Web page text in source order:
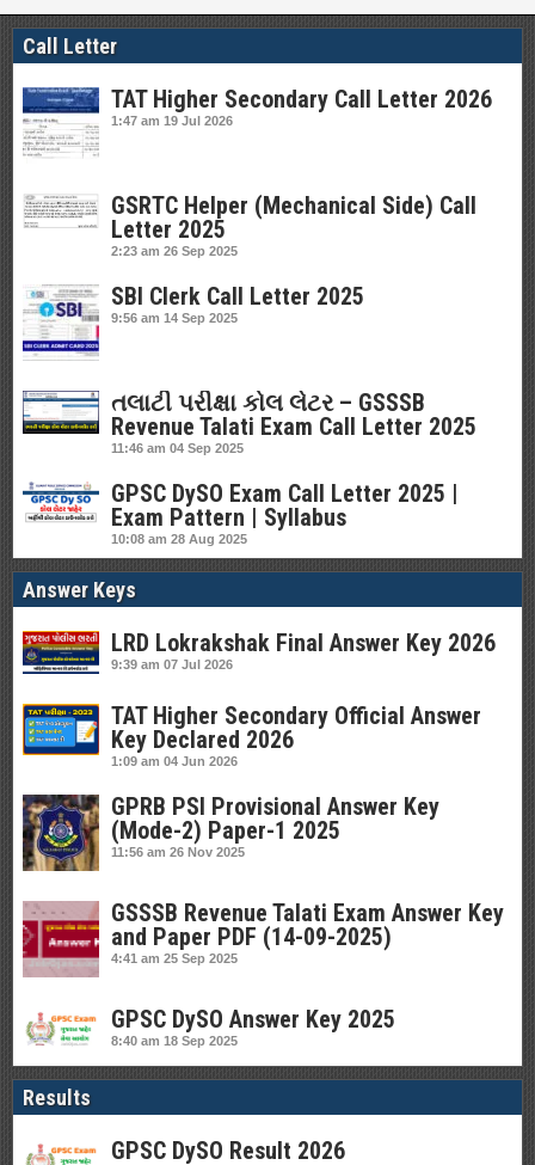
Call Letter
TAT Higher Secondary Call Letter 2026
1:47 am 19 Jul 2026
GSRTC Helper (Mechanical Side) Call
Letter 2025
2:23 am 26 Sep 2025
SBI Clerk Call Letter 2025
9:56 am 14 Sep 2025
તલાટી પરીક્ષા કોલ લેટર – GSSSB
Revenue Talati Exam Call Letter 2025
11:46 am 04 Sep 2025
GPSC DySO Exam Call Letter 2025 |
Exam Pattern | Syllabus
10:08 am 28 Aug 2025
Answer Keys
LRD Lokrakshak Final Answer Key 2026
9:39 am 07 Jul 2026
TAT Higher Secondary Official Answer
Key Declared 2026
1:09 am 04 Jun 2026
GPRB PSI Provisional Answer Key
(Mode-2) Paper-1 2025
11:56 am 26 Nov 2025
GSSSB Revenue Talati Exam Answer Key
and Paper PDF (14-09-2025)
4:41 am 25 Sep 2025
GPSC DySO Answer Key 2025
8:40 am 18 Sep 2025
Results
GPSC DySO Result 2026